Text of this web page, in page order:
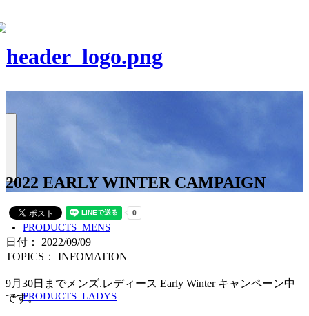
PRODUCTS_MENS
PRODUCTS_LADYS
2022 EARLY WINTER CAMPAIGN
日付： 2022/09/09
TOPICS： INFOMATION
9月30日までメンズ.レディース Early Winter キャンペーン中
です。